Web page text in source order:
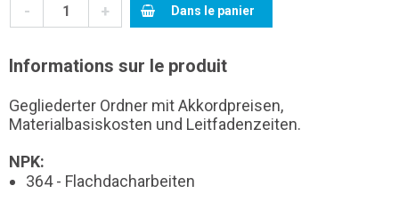
- + Dans le panier
Informations sur le produit
Gegliederter Ordner mit Akkordpreisen,
Materialbasiskosten und Leitfadenzeiten.
NPK:
364 - Flachdacharbeiten